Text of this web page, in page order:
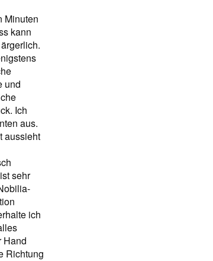
Minuten
kann
und
Ich
aus.
aussieht
sehr
ich
Hand
Richtung